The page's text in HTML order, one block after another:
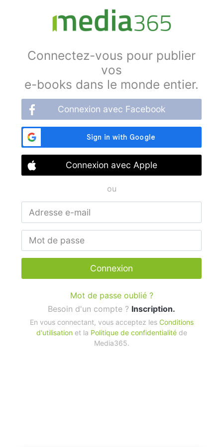
Connectez-vous pour publier
vos
e-books dans le monde entier.
Connexion avec Facebook
Connexion avec Apple
ou
Connexion
Mot de passe oublié ?
Besoin d'un compte ? Inscription.
En vous connectant, vous acceptez les Conditions
d'utilisation et la Politique de confidentialitéde
Media365.